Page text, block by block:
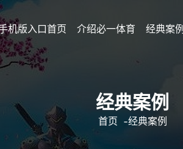
机版入口首页 介绍必一体育 经典案例
经典案例
首页 -经典案例